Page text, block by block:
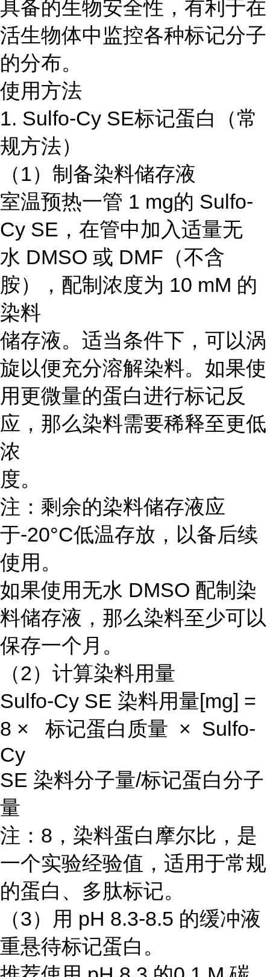
具备的生物安全性，有利于在
活生物体中监控各种标记分子
的分布。
使用方法
1. Sulfo-Cy SE标记蛋白（常
规方法）
（1）制备染料储存液
室温预热一管 1 mg的 Sulfo-
Cy SE，在管中加入适量无
水 DMSO 或 DMF（不含
胺），配制浓度为 10 mM 的
染料
储存液。适当条件下，可以涡
旋以便充分溶解染料。如果使
用更微量的蛋白进行标记反
应，那么染料需要稀释至更低
浓
度。
注：剩余的染料储存液应
于-20°C低温存放，以备后续
使用。
如果使用无水 DMSO 配制染
料储存液，那么染料至少可以
保存一个月。
（2）计算染料用量
Sulfo-Cy SE 染料用量[mg] =
8 × 标记蛋白质量 × Sulfo-
Cy
SE 染料分子量/标记蛋白分子
量
注：8，染料蛋白摩尔比，是
一个实验经验值，适用于常规
的蛋白、多肽标记。
（3）用 pH 8.3-8.5 的缓冲液
重悬待标记蛋白。